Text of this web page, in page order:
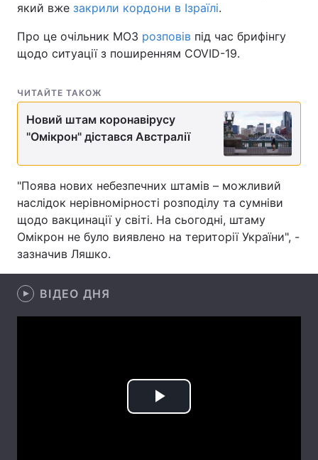
Спорт Наука
Техно і зв'язок
Зброя Інциденти
Цікавинки Погода
Екологія Регіони
Лонгріди
Відео з Youtube
Інтерв'ю Думки
який вже закрили кордони в Ізраїлі.
Про це очільник МОЗ розповів під час брифінгу
щодо ситуації з поширенням COVID-19.
ЧИТАЙТЕ ТАКОЖ
Новий штам коронавірусу
"Омікрон" дістався Австралії
"Поява нових небезпечних штамів – можливий
наслідок нерівномірності розподілу та сумніви
щодо вакцинації у світі. На сьогодні, штаму
Омікрон не було виявлено на території України", -
зазначив Ляшко.
ВІДЕО ДНЯ
Play